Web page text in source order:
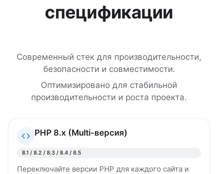
спецификации
Современный стек для производительности,
безопасности и совместимости.
Оптимизировано для стабильной
производительности и роста проекта.
PHP 8.x (Multi-версия)
8.1 / 8.2 / 8.3 / 8.4 / 8.5
Переключайте версии PHP для каждого сайта и